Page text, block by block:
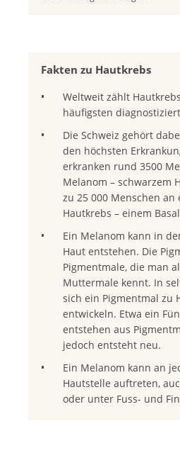
Fakten zu Hautkrebs
Weltweit zählt
häufigsten
Die Schweiz gehört
den höchsten
erkranken rund 3500
Melanom – schwarzem
zu 25 000 Menschen an
Hautkrebs – einem
Ein Melanom kann in
Haut entstehen. Die
Pigmentmale, die man
Muttermale kennt. In
sich ein Pigmentmal zu
entwickeln. Etwa ein
entstehen aus
jedoch entsteht neu.
Ein Melanom kann an
Hautstelle auftreten,
oder unter Fuss- und